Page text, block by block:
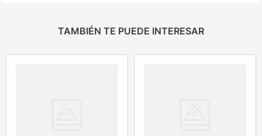
TAMBIÉN TE PUEDE INTERESAR